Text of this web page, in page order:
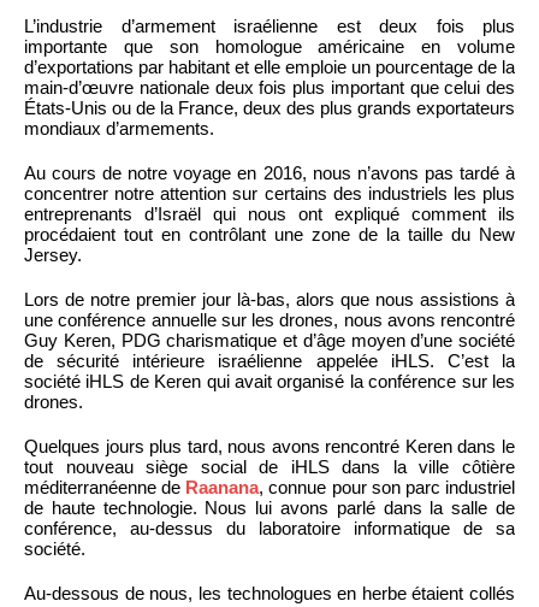
L’industrie d’armement israélienne est deux fois plus
importante que son homologue américaine en volume
d’exportations par habitant et elle emploie un pourcentage de la
main-d’œuvre nationale deux fois plus important que celui des
États-Unis ou de la France, deux des plus grands exportateurs
mondiaux d’armements.
Au cours de notre voyage en 2016, nous n’avons pas tardé à
concentrer notre attention sur certains des industriels les plus
entreprenants d’Israël qui nous ont expliqué comment ils
procédaient tout en contrôlant une zone de la taille du New
Jersey.
Lors de notre premier jour là-bas, alors que nous assistions à
une conférence annuelle sur les drones, nous avons rencontré
Guy Keren, PDG charismatique et d’âge moyen d’une société
de sécurité intérieure israélienne appelée iHLS. C’est la
société iHLS de Keren qui avait organisé la conférence sur les
drones.
Quelques jours plus tard, nous avons rencontré Keren dans le
tout nouveau siège social de iHLS dans la ville côtière
méditerranéenne de Raanana, connue pour son parc industriel
de haute technologie. Nous lui avons parlé dans la salle de
conférence, au-dessus du laboratoire informatique de sa
société.
Au-dessous de nous, les technologues en herbe étaient collés